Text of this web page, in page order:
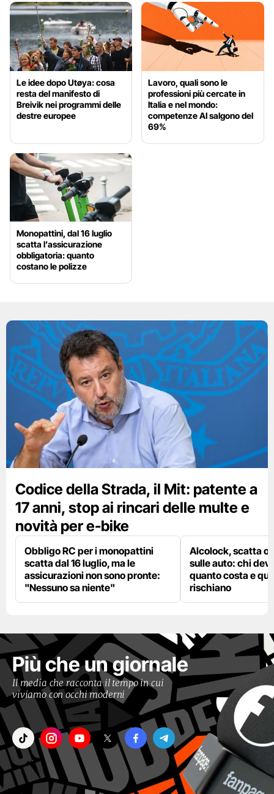
Le idee dopo Utøya: cosa
resta del manifesto di
Breivik nei programmi delle
destre europee
Lavoro, quali sono le
professioni più cercate in
Italia e nel mondo:
competenze AI salgono del
69%
Monopattini, dal 16 luglio
scatta l’assicurazione
obbligatoria: quanto
costano le polizze
Codice della Strada, il Mit: patente a
17 anni, stop ai rincari delle multe e
novità per e-bike
Obbligo RC per i monopattini
scatta dal 16 luglio, ma le
assicurazioni non sono pronte:
"Nessuno sa niente"
Alcolock, scatta
sulle auto: chi
quanto costa e
rischiano
Più che un giornale
Il media che racconta il tempo in cui
viviamo con occhi moderni